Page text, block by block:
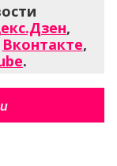
,
Вконтакте,
.